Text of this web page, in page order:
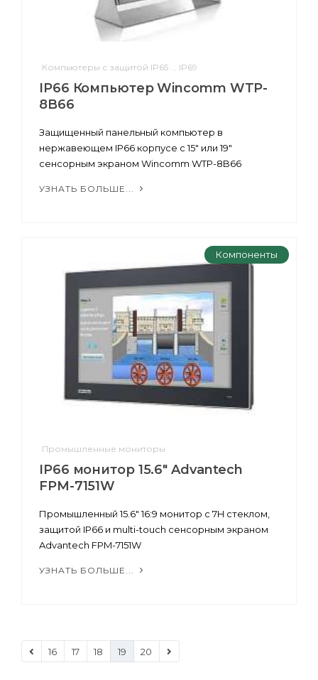
Компьютеры с защитой IP65 ... IP69
IP66 Компьютер Wincomm WTP-
8B66
Защищенный панельный компьютер в
нержавеющем IP66 корпусе c 15" или 19"
сенсорным экраном Wincomm WTP-8B66
УЗНАТЬ БОЛЬШЕ...
Компоненты
Промышленные мониторы
IP66 монитор 15.6" Advantech
FPM-7151W
Промышленный 15.6" 16:9 монитор с 7H стеклом,
защитой IP66 и multi-touch сенсорным экраном
Advantech FPM-7151W
УЗНАТЬ БОЛЬШЕ...
16 17 18 19 20